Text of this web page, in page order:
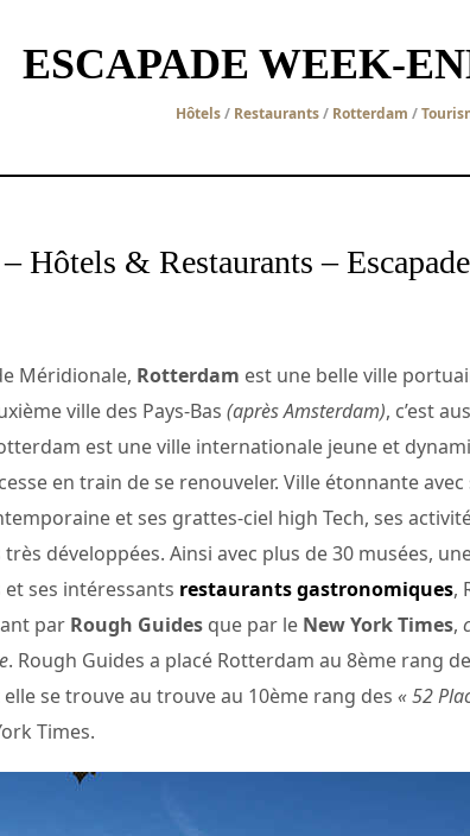
ESCAPADE WEEK-
Hôtels/ Restaurants/ Rotterdam /
Hôtels & Restaurants –
Méridionale, Rotterdam est une belle ville
ville des Pays-Bas (après Amsterdam), c’est
est une ville internationale jeune et
en train de se renouveler. Ville étonnante avec
et ses grattes-ciel high Tech, ses
développées. Ainsi avec plus de 30 musées,
et ses intéressants restaurants gastronomiques,
par Rough Guides que par le New York Times,
. Rough Guides a placé Rotterdam au 8ème rang
elle se trouve au trouve au 10ème rang des « 52
Times.